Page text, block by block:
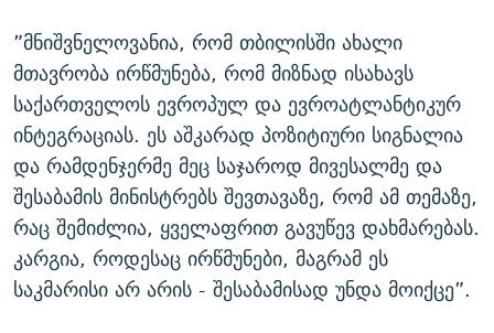
”მნიშვნელოვანია, რომ თბილისში ახალი
მთავრობა ირწმუნება, რომ მიზნად ისახავს
საქართველოს ევროპულ და ევროატლანტიკურ
ინტეგრაციას. ეს აშკარად პოზიტიური სიგნალია
და რამდენჯერმე მეც საჯაროდ მივესალმე და
შესაბამის მინისტრებს შევთავაზე, რომ ამ თემაზე,
რაც შემიძლია, ყველაფრით გავუწევ დახმარებას.
კარგია, როდესაც ირწმუნები, მაგრამ ეს
საკმარისი არ არის - შესაბამისად უნდა მოიქცე”.